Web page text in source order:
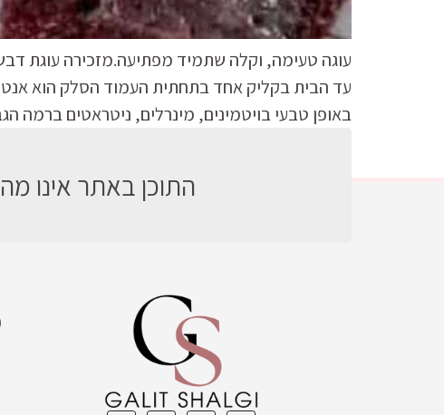
עוגה טעימה, וקלה שתמיד מפתיעה.מזכירה עוגת
עד הבית בקליק אחד בתחתית העמוד הסלק הוא אנטי
באופן טבעי בויטמינים, מינרלים, ניטראטים ברמה
התוכן באתר אינו